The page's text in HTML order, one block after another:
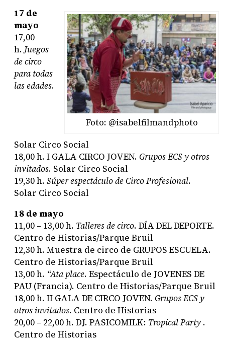
Foto: @isabelfilmandphoto
17 de
mayo
17,00
h. Juegos
de circo
para todas
las edades.
Solar Circo Social
18,00 h. I GALA CIRCO JOVEN. Grupos ECS y otros
invitados. Solar Circo Social
19,30 h. Súper espectáculo de Circo Profesional.
Solar Circo Social
18 de mayo
11,00 – 13,00 h. Talleres de circo. DÍA DEL DEPORTE.
Centro de Historias/Parque Bruil
12,30 h. Muestra de circo de GRUPOS ESCUELA.
Centro de Historias/Parque Bruil
13,00 h. “Ata place. Espectáculo de JOVENES DE
PAU (Francia). Centro de Historias/Parque Bruil
18,00 h. II GALA DE CIRCO JOVEN. Grupos ECS y
otros invitados. Centro de Historias
20,00 – 22,00 h. DJ. PASICOMILK: Tropical Party .
Centro de Historias